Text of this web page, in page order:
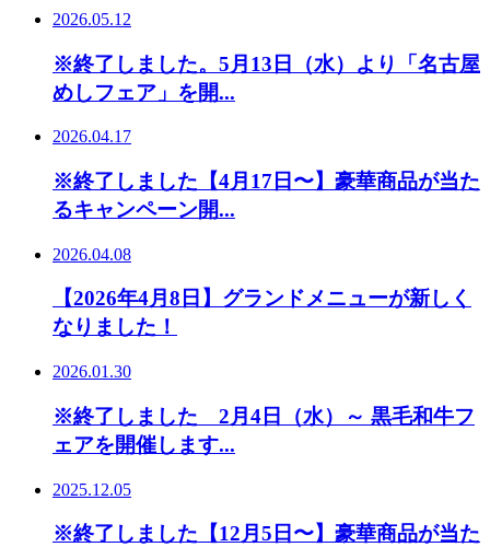
2026.05.12
※終了しました。5月13日（水）より「名古屋
めしフェア」を開...
2026.04.17
※終了しました【4月17日〜】豪華商品が当た
るキャンペーン開...
2026.04.08
【2026年4月8日】グランドメニューが新しく
なりました！
2026.01.30
※終了しました 2月4日（水）～ 黒毛和牛フ
ェアを開催します...
2025.12.05
※終了しました【12月5日〜】豪華商品が当た